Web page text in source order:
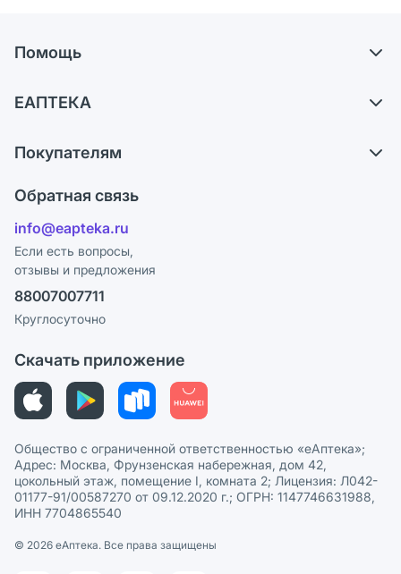
Помощь
Самовывоз из аптек
Ответы на вопросы
Блог
ЕАПТЕКА
Карьера
Поставщики
Лицензия
Реклама на сайте
Ваши товары на ЕАПТЕКЕ
Покупателям
Программа СберСпасибо
Политика конфиденциальности
Пользовательское соглашение
Политика рекомендаций
Этика и соответствие
Политика в отношении обработки персональных данных
Обратная связь
info@eapteka.ru
Если есть вопросы,
отзывы и предложения
88007007711
Круглосуточно
Скачать приложение
Общество с ограниченной ответственностью «еАптека»;
Адрес: Москва, Фрунзенская набережная, дом 42,
цокольный этаж, помещение I, комната 2; Лицензия: Л042-
01177-91/00587270 от 09.12.2020 г.; ОГРН: 1147746631988,
ИНН 7704865540
© 2026 eАптека. Все права защищены